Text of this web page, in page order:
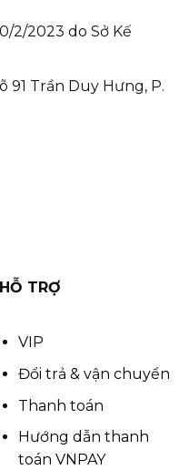
2/2023 do Sở Kế
91 Trần Duy Hưng, P.
HỖ TRỢ
VIP
Đổi trả & vận chuyển
Thanh toán
Hướng dẫn thanh
toán VNPAY